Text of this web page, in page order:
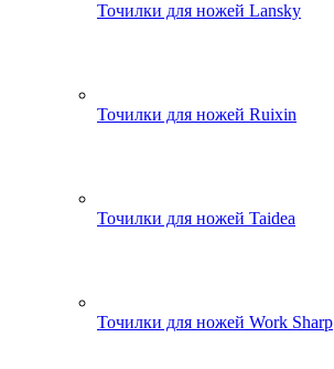
Точилки для ножей Lansky
Точилки для ножей Ruixin
Точилки для ножей Taidea
Точилки для ножей Work Sharp